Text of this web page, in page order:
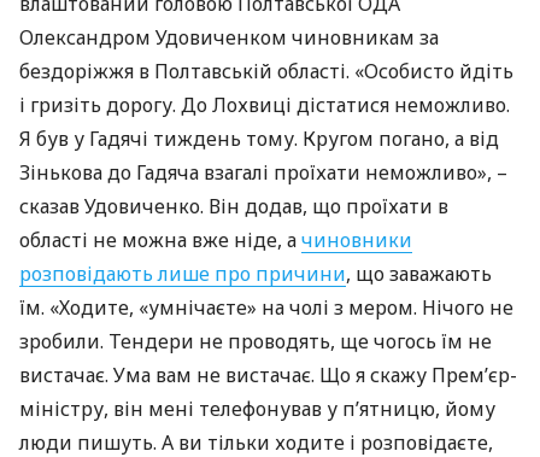
Олександром Удовиченком чиновникам за
бездоріжжя в Полтавській області. «Особисто йдіть
і гризіть дорогу. До Лохвиці дістатися неможливо.
Я був у Гадячі тиждень тому. Кругом погано, а від
Зінькова до Гадяча взагалі проїхати неможливо», –
сказав Удовиченко. Він додав, що проїхати в
області не можна вже ніде, ачиновники
розповідають лише про причини, що заважають
їм. «Ходите, «умнічаєте» на чолі з мером. Нічого не
зробили. Тендери не проводять, ще чогось їм не
вистачає. Ума вам не вистачає. Що я скажу Прем’єр-
міністру, він мені телефонував у п’ятницю, йому
люди пишуть. А ви тільки ходите і розповідаєте,